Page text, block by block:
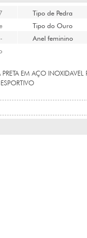
Tipo de Pedra
Tipo do Ouro
Anel feminino
EM AÇO
ESPORTIVO